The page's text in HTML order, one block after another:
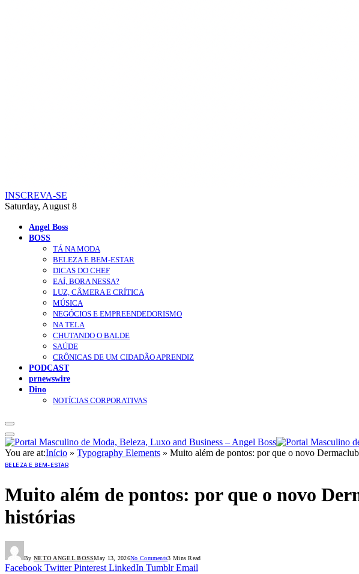
INSCREVA-SE
Saturday, August 8
Angel Boss
BOSS
TÁ NA MODA
BELEZA E BEM-ESTAR
DICAS DO CHEF
EAÍ, BORA NESSA?
LUZ, CÂMERA E CRÍTICA
MÚSICA
NEGÓCIOS E EMPREENDEDORISMO
NA TELA
CHUTANDO O BALDE
SAÚDE
CRÔNICAS DE UM CIDADÃO APRENDIZ
PODCAST
prnewswire
Dino
NOTÍCIAS CORPORATIVAS
You are at:Início » Typography Elements » Muito além de pontos: por que o novo
BELEZA E BEM-ESTAR
Muito além de pontos: por que o novo
histórias
By NETO ANGEL BOSSMay 13, 2026No Comments3 Mins Read
Facebook Twitter Pinterest LinkedIn Tumblr Email